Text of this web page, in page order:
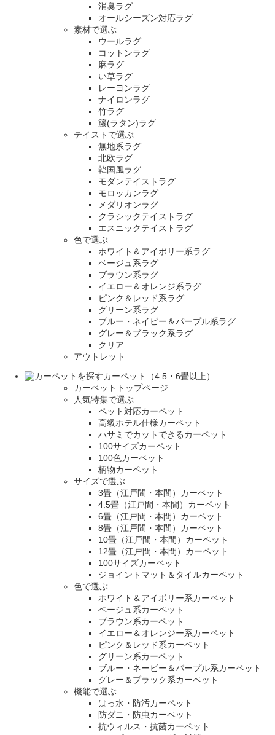
消臭ラグ
オールシーズン対応ラグ
素材で選ぶ
ウールラグ
コットンラグ
麻ラグ
い草ラグ
レーヨンラグ
ナイロンラグ
竹ラグ
籐(ラタン)ラグ
テイストで選ぶ
無地系ラグ
北欧ラグ
韓国風ラグ
モダンテイストラグ
モロッカンラグ
メダリオンラグ
クラシックテイストラグ
エスニックテイストラグ
色で選ぶ
ホワイト＆アイボリー系ラグ
ベージュ系ラグ
ブラウン系ラグ
イエロー＆オレンジ系ラグ
ピンク＆レッド系ラグ
グリーン系ラグ
ブルー・ネイビー＆パープル系ラグ
グレー＆ブラック系ラグ
クリア
アウトレット
カーペット（4.5・6畳以上）
カーペットトップページ
人気特集で選ぶ
ペット対応カーペット
高級ホテル仕様カーペット
ハサミでカットできるカーペット
100サイズカーペット
100色カーペット
柄物カーペット
サイズで選ぶ
3畳（江戸間・本間）カーペット
4.5畳（江戸間・本間）カーペット
6畳（江戸間・本間）カーペット
8畳（江戸間・本間）カーペット
10畳（江戸間・本間）カーペット
12畳（江戸間・本間）カーペット
100サイズカーペット
ジョイントマット＆タイルカーペット
色で選ぶ
ホワイト＆アイボリー系カーペット
ベージュ系カーペット
ブラウン系カーペット
イエロー＆オレンジー系カーペット
ピンク＆レッド系カーペット
グリーン系カーペット
ブルー・ネービー＆パープル系カーペット
グレー＆ブラック系カーペット
機能で選ぶ
はっ水・防汚カーペット
防ダニ・防虫カーペット
抗ウィルス・抗菌カーペット